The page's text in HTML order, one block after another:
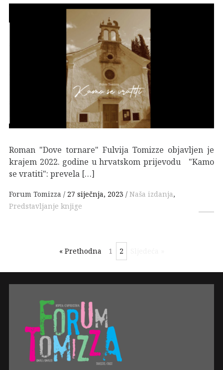
Roman "Dove tornare" Fulvija Tomizze objavljen je
krajem 2022. godine u hrvatskom prijevodu "Kamo
se vratiti": prevela […]
Forum Tomizza 27 siječnja, 2023 Naša izdanja,
Predstavljanje knjige
« Prethodna 1 2